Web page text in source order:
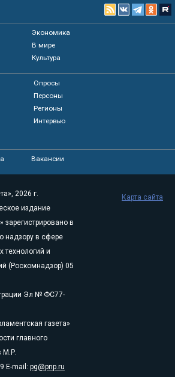
Экономика
В мире
Культура
Опросы
Персоны
Регионы
Интервью
Вакансии
2026 г.
издание
зарегистрировано в
надзору в сфере
технологий и
(Роскомнадзор) 05
Эл № ФС77-
газета»
главного
М.Р.
E-mail: pg@pnp.ru
Карта сайта